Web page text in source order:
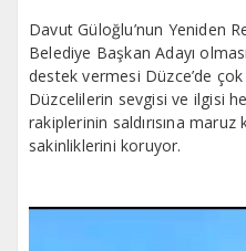
Davut Güloğlu’nun Yeniden
Belediye Başkan Adayı
destek vermesi Düzce’de
Düzcelilerin sevgisi ve ilgisi
rakiplerinin saldırısına
sakinliklerini koruyor.